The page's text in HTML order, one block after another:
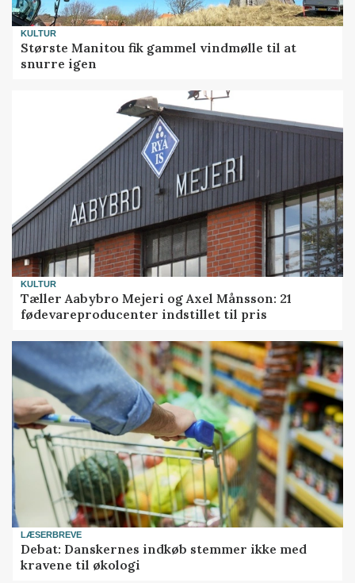
KULTUR
Største Manitou fik gammel vindmølle til at
snurre igen
KULTUR
Tæller Aabybro Mejeri og Axel Månsson: 21
fødevareproducenter indstillet til pris
LÆSERBREVE
Debat: Danskernes indkøb stemmer ikke med
kravene til økologi